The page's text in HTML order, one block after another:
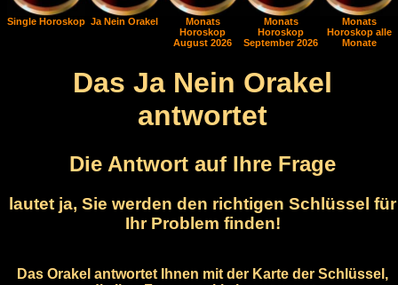
Single Horoskop Ja Nein Orakel
Monats
Horoskop
August 2026
Monats
Horoskop
September 2026
Monats
Horoskop alle
Monate
Das Ja Nein Orakel
antwortet
Die Antwort auf Ihre Frage
lautet ja, Sie werden den richtigen Schlüssel für
Ihr Problem finden!
Das Orakel antwortet Ihnen mit der Karte der Schlüssel,